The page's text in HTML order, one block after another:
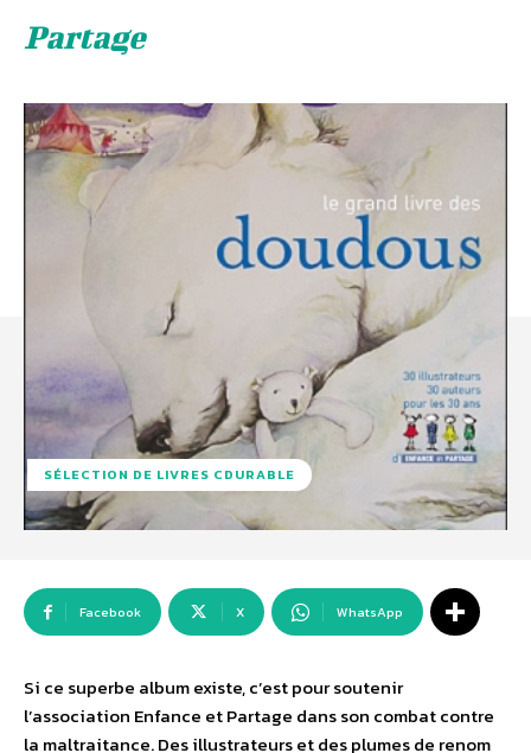
Partage
SÉLECTION DE LIVRES CDURABLE
Facebook X WhatsApp
Si ce superbe album existe, c’est pour soutenir
l’association Enfance et Partage dans son combat contre
la maltraitance. Des illustrateurs et des plumes de renom